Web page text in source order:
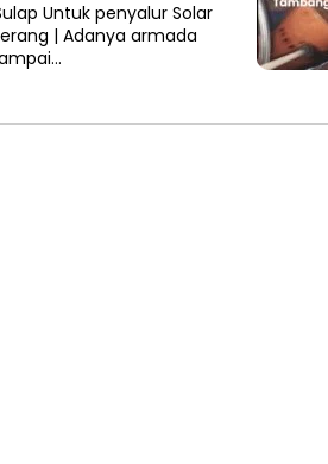
Untuk penyalur Solar
| Adanya armada